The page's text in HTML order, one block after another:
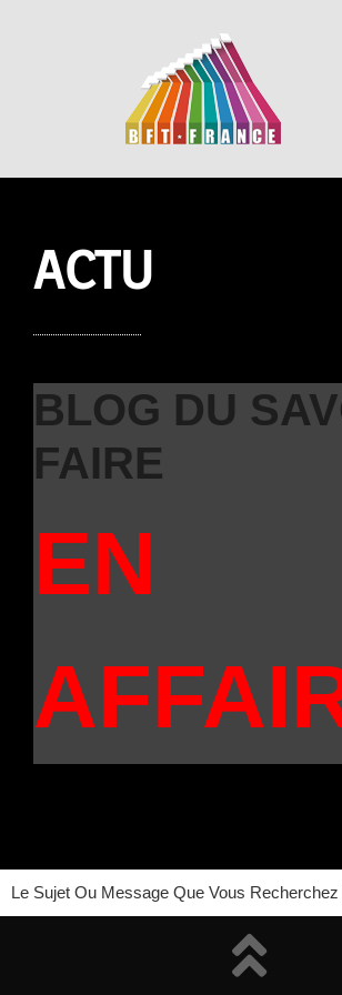
ACTU
BLOG DU
FAIRE
EN
Le Sujet Ou Message Que Vous